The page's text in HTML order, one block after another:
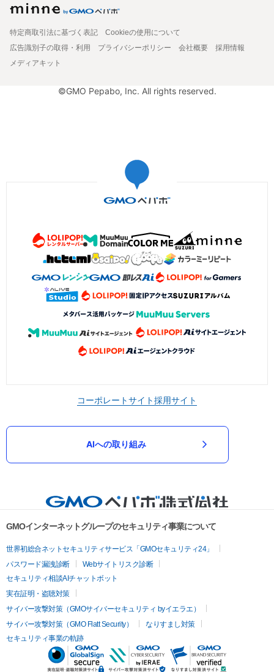
特定商取引法に基づく表記
Cookieの使用について
広告識別子の取得・利用
プライバシーポリシー 会社概要
採用情報
メディアキット
©GMO Pepabo, Inc. All rights reserved.
コーポレートサイト採用サイト
AIへの取り組み
GMOインターネットグループのセキュリティ事業について
世界初総合ネットセキュリティサービス「GMOセキュリティ24」
パスワード漏洩診断
Webサイトリスク診断
セキュリティ相談AIチャットボット
実在証明・盗聴対策
サイバー攻撃対策（GMOサイバーセキュリティ byイエラエ）
サイバー攻撃対策（GMO Flatt Security）
なりすまし対策
セキュリティ事業の軌跡